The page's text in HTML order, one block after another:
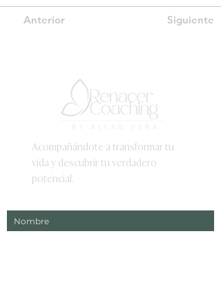
Anterior Siguiente
Acompañándote a transformar tu
vida y descubrir tu verdadero
potencial.
Nombre